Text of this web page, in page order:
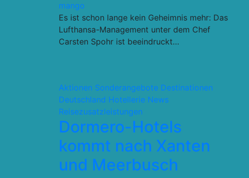
mango
Es ist schon lange kein Geheimnis mehr: Das
Lufthansa-Management unter dem Chef
Carsten Spohr ist beeindruckt…
Aktionen Sonderangebote Destinationen
Deutschland Hotellerie News
Reisezusatzleistungen
Dormero-Hotels
kommt nach Xanten
und Meerbusch